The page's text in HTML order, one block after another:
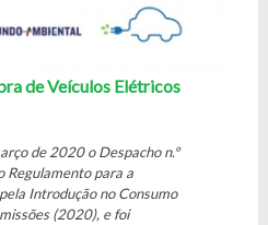
de Veículos Elétricos
de 2020 o Despacho n.º
para a
Introdução no Consumo
(2020), e foi